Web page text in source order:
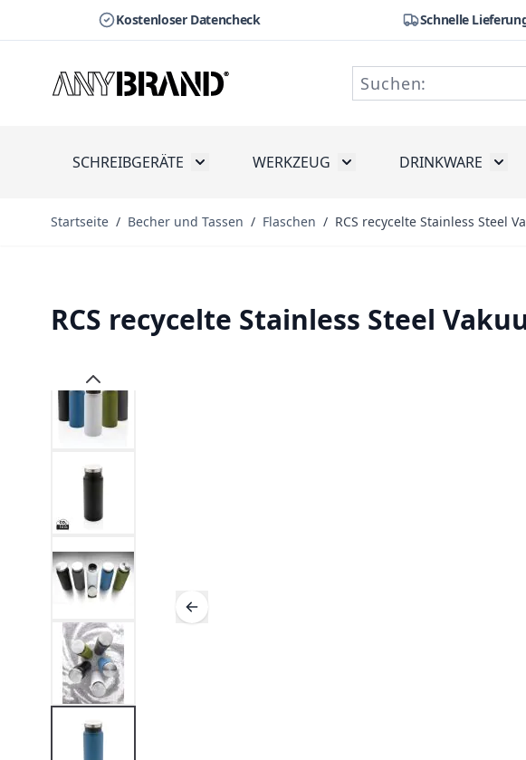
Kostenloser Datencheck Schnelle
SCHREIBGERÄTE Toggle submenu for Schreibgeräte
WERKZEUG Toggle submenu for
DRINKWARE
Startseite / Becher und Tassen / Flaschen / RCS recycelte Stainless Steel
RCS recycelte Stainless Steel